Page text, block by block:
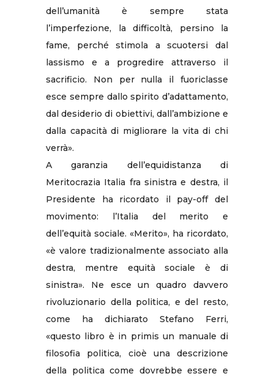
dell’umanità è sempre stata
l’imperfezione, la difficoltà, persino la
fame, perché stimola a scuotersi dal
lassismo e a progredire attraverso il
sacrificio. Non per nulla il fuoriclasse
esce sempre dallo spirito d’adattamento,
dal desiderio di obiettivi, dall’ambizione e
dalla capacità di migliorare la vita di chi
verrà».
A garanzia dell’equidistanza di
Meritocrazia Italia fra sinistra e destra, il
Presidente ha ricordato il pay-off del
movimento: l’Italia del merito e
dell’equità sociale. «Merito», ha ricordato,
«è valore tradizionalmente associato alla
destra, mentre equità sociale è di
sinistra». Ne esce un quadro davvero
rivoluzionario della politica, e del resto,
come ha dichiarato Stefano Ferri,
«questo libro è in primis un manuale di
filosofia politica, cioè una descrizione
della politica come dovrebbe essere e